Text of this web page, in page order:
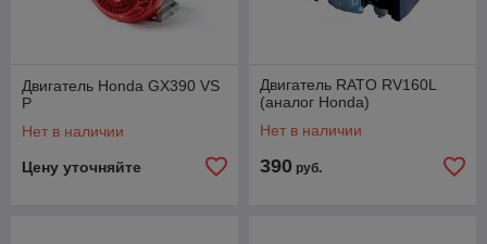
Двигатель Honda GX390 VS
P
Нет в наличии
Цену уточняйте
Двигатель RATO RV160L
(аналог Honda)
Нет в наличии
390 руб.